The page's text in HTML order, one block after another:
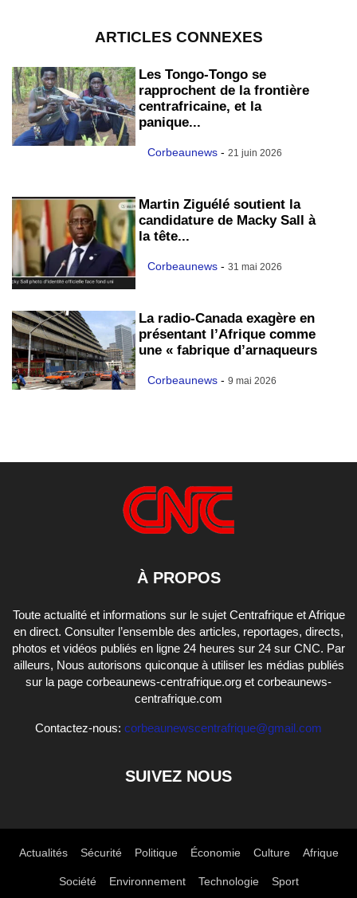
ARTICLES CONNEXES
Les Tongo-Tongo se
rapprochent de la frontière
centrafricaine, et la
panique...
Corbeaunews - 21 juin 2026
Martin Ziguélé soutient la
candidature de Macky Sall à
la tête...
Corbeaunews - 31 mai 2026
La radio-Canada exagère en
présentant l’Afrique comme
une « fabrique d’arnaqueurs
Corbeaunews - 9 mai 2026
À PROPOS
Toute actualité et informations sur le sujet Centrafrique et Afrique
en direct. Consulter l’ensemble des articles, reportages, directs,
photos et vidéos publiés en ligne 24 heures sur 24 sur CNC. Par
ailleurs, Nous autorisons quiconque à utiliser les médias publiés
sur la page corbeaunews-centrafrique.org et corbeaunews-
centrafrique.com
Contactez-nous: corbeaunewscentrafrique@gmail.com
SUIVEZ NOUS
Actualités Sécurité Politique Économie Culture Afrique
Société Environnement Technologie Sport